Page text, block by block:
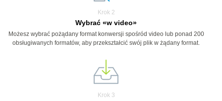
Krok 2
Wybrać «w video»
Możesz wybrać pożądany format konwersji spośród video lub ponad 200
obsługiwanych formatów, aby przekształcić swój plik w żądany format.
Krok 3